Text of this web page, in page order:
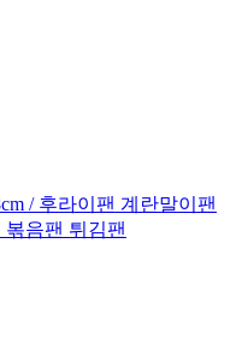
/ 후라이팬 계란말이팬
음팬 튀김팬